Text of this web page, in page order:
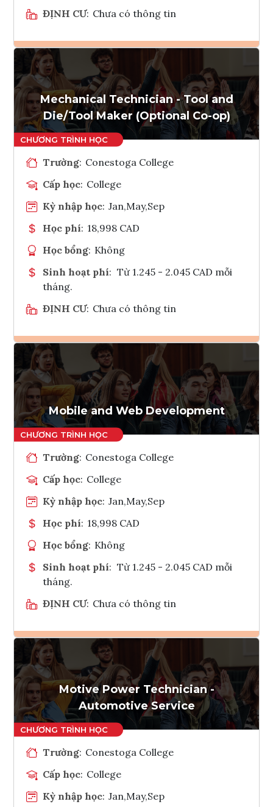
ĐỊNH CƯ: Chưa có thông tin
Ghi danh
Tham vấn Interlink
Mechanical Technician - Tool and
Die/Tool Maker (Optional Co-op)
Trường: Conestoga College
Cấp học: College
Kỳ nhập học: Jan,May,Sep
Học phí: 18,998 CAD
Học bổng: Không
Sinh hoạt phí: Từ 1.245 - 2.045 CAD mỗi
tháng.
ĐỊNH CƯ: Chưa có thông tin
Ghi danh
Tham vấn Interlink
Mobile and Web Development
Trường: Conestoga College
Cấp học: College
Kỳ nhập học: Jan,May,Sep
Học phí: 18,998 CAD
Học bổng: Không
Sinh hoạt phí: Từ 1.245 - 2.045 CAD mỗi
tháng.
ĐỊNH CƯ: Chưa có thông tin
Ghi danh
Tham vấn Interlink
Motive Power Technician -
Automotive Service
Trường: Conestoga College
Cấp học: College
Kỳ nhập học: Jan,May,Sep